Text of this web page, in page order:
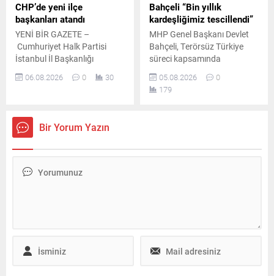
CHP’de yeni ilçe
başkanları atandı
YENİ BİR GAZETE –
Cumhuriyet Halk Partisi
İstanbul İl Başkanlığı
temmuz ayının 21. gününde
yaptığı duyuruyla çok sayıda
aykırı faaliyetler gerekçesiyle
görevden uzaklaştırmıştı.
ardından teşkilatlarda yeni
06.08.2026 0 30
Bahçeli “Bin yıllık
kardeşliğimiz tescillendi”
MHP Genel Başkanı Devlet
Bahçeli, Terörsüz Türkiye
süreci kapsamında
hazırlanan çerçeve yasa
teklifine ilişkin
değerlendirmelerde bulundu.
05.08.2026
0
179
Bir Yorum Yazın